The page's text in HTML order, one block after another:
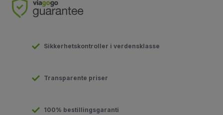
Sikkerhetskontroller i verdensklasse
Transparente priser
100% bestillingsgaranti